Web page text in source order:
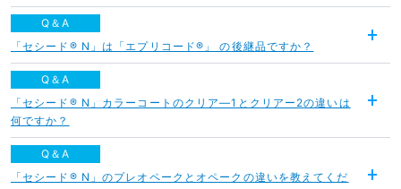
Q＆A
「セシード® N」は「エプリコード®」 の後継品ですか？
Q＆A
「セシード® N」カラーコートのクリア―1とクリアー2の違いは
何ですか？
く
Q＆A
「セシード® N」のプレオペークとオペークの違いを教えてくだ